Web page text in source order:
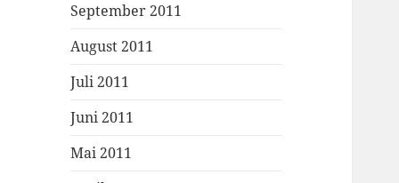
September 2011
August 2011
Juli 2011
Juni 2011
Mai 2011